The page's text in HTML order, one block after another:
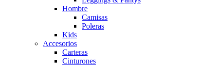
Hombre
Camisas
Poleras
Kids
Accesorios
Carteras
Cinturones